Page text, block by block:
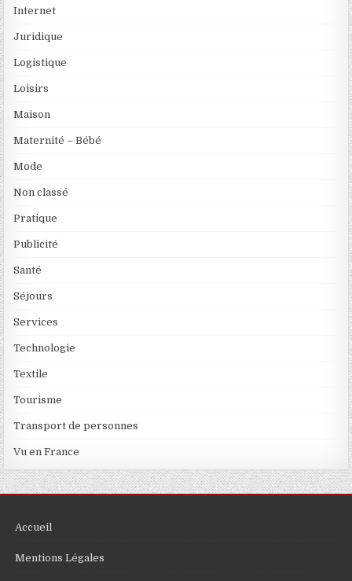
Internet
Juridique
Logistique
Loisirs
Maison
Maternité – Bébé
Mode
Non classé
Pratique
Publicité
Santé
Séjours
Services
Technologie
Textile
Tourisme
Transport de personnes
Vu en France
Accueil
Mentions Légales